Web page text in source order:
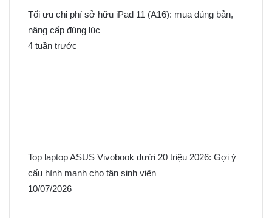
Tối ưu chi phí sở hữu iPad 11 (A16): mua đúng bản,
nâng cấp đúng lúc
4 tuần trước
Top laptop ASUS Vivobook dưới 20 triệu 2026: Gợi ý
cấu hình mạnh cho tân sinh viên
10/07/2026